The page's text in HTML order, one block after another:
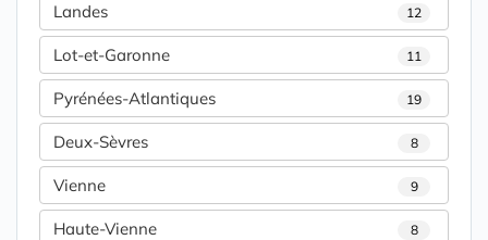
Landes 12
Lot-et-Garonne 11
Pyrénées-Atlantiques 19
Deux-Sèvres 8
Vienne 9
Haute-Vienne 8